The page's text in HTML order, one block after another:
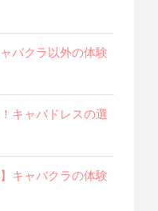
バクラ以外の体験
キャバドレスの選
キャバクラの体験